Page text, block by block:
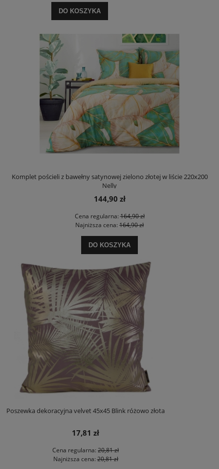
DO KOSZYKA
Komplet pościeli z bawełny satynowej zielono złotej w liście 220x200
Nelly
144,90 zł
Cena regularna:164,90 zł
Najniższa cena: 164,90 zł
DO KOSZYKA
Poszewka dekoracyjna velvet 45x45 Blink różowo złota
17,81 zł
Cena regularna: 20,81 zł
Najniższa cena:20,81 zł